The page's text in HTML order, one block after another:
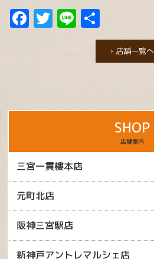
Facebook
Twitter
Line
有
› 店舗一覧へ
SHOP
店舗案内
三宮一貫樓本店
元町北店
阪神三宮駅店
新神戸アントレマルシェ店